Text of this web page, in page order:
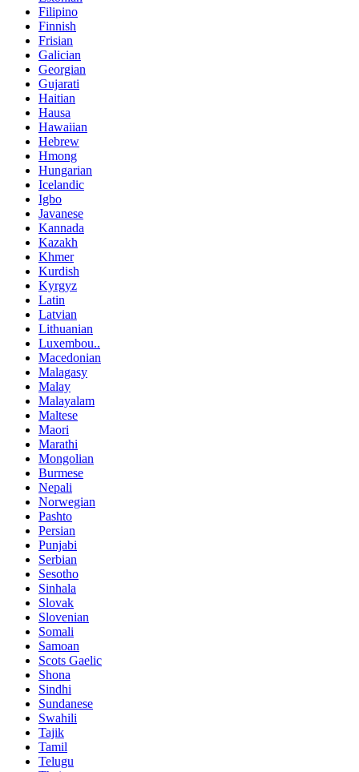
Filipino
Finnish
Frisian
Galician
Georgian
Gujarati
Haitian
Hausa
Hawaiian
Hebrew
Hmong
Hungarian
Icelandic
Igbo
Javanese
Kannada
Kazakh
Khmer
Kurdish
Kyrgyz
Latin
Latvian
Lithuanian
Luxembou..
Macedonian
Malagasy
Malay
Malayalam
Maltese
Maori
Marathi
Mongolian
Burmese
Nepali
Norwegian
Pashto
Persian
Punjabi
Serbian
Sesotho
Sinhala
Slovak
Slovenian
Somali
Samoan
Scots Gaelic
Shona
Sindhi
Sundanese
Swahili
Tajik
Tamil
Telugu